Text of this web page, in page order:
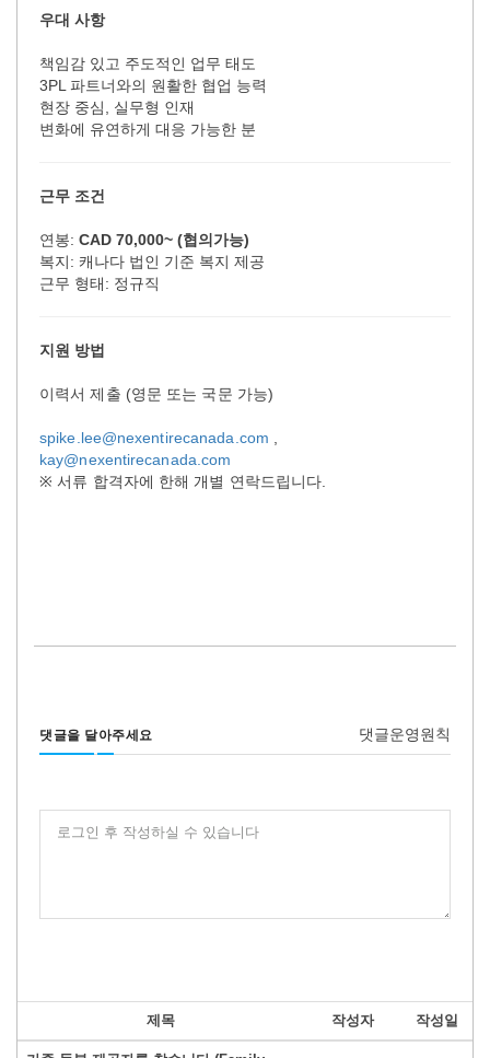
우대 사항
책임감 있고 주도적인 업무 태도
3PL 파트너와의 원활한 협업 능력
현장 중심, 실무형 인재
변화에 유연하게 대응 가능한 분
근무 조건
연봉: CAD 70,000~ (협의가능)
복지: 캐나다 법인 기준 복지 제공
근무 형태: 정규직
지원 방법
이력서 제출 (영문 또는 국문 가능)
spike.lee@nexentirecanada.com
kay@nexentirecanada.com
※ 서류 합격자에 한해 개별 연락드립니다.
댓글을 달아주세요 댓글운영원칙
로그인 후 작성하실 수 있습니다
제목 작성자 작성일